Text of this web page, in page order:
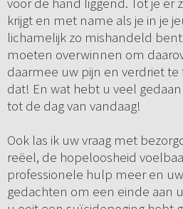
krijgt en met name als je in je
lichamelijk zo mishandeld
moeten overwinnen om
daarmee uw pijn en verdriet
dat! En wat hebt u veel
tot de dag van vandaag!
Ook las ik uw vraag met
reëel, de hopeloosheid
professionele hulp meer en
gedachten om een einde aan